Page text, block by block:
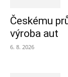
Českému
výroba aut
6. 8. 2026